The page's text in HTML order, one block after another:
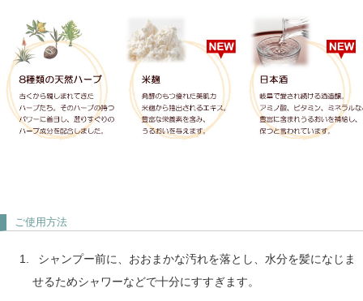
ご使用方法
シャンプー前に、おおまかな汚れを落とし、水分を髪になじま
せるためシャワーなどで十分にすすぎます。